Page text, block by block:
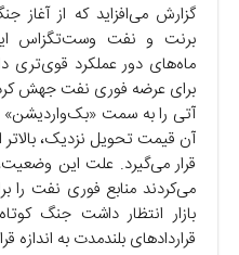
گزارش می‌افزاید که از آغاز
برنت و نفت وست‌تگزاس
ماه‌های دور عملکرد قوی‌تری
برای عرضه فوری نفت جهش
آتی را به سمت «بک‌واردیشن»
آن قیمت تحویل نزدیک،
قرار می‌گیرد. علت این
می‌کردند منابع فوری نفت را
بازار انتظار داشت جنگ
قرارداد‌های بلندمدت به اندازه